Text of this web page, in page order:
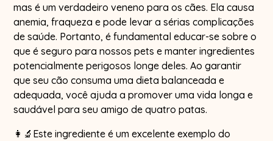
mas é um verdadeiro veneno para os cães. Ela causa
anemia, fraqueza e pode levar a sérias complicações
de saúde. Portanto, é fundamental educar-se sobre o
que é seguro para nossos pets e manter ingredientes
potencialmente perigosos longe deles. Ao garantir
que seu cão consuma uma dieta balanceada e
adequada, você ajuda a promover uma vida longa e
saudável para seu amigo de quatro patas.
👩‍🔬Este ingrediente é um excelente exemplo do